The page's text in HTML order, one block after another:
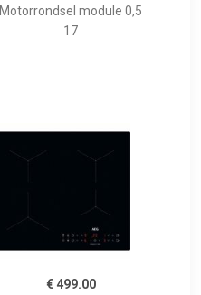
Motorrondsel module 0,5
17
€ 499.00